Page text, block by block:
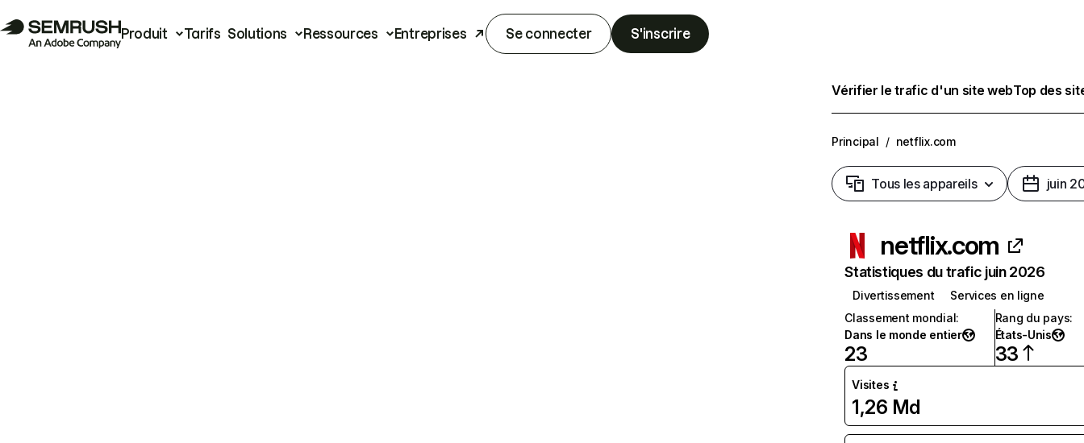
Produit Tarifs Solutions Ressources Entreprises Se connecter S'inscrire
Vérifier le trafic d'un site webTop des
Principal / netflix.com
Tous les appareils juin
netflix.com
Statistiques du trafic juin 2026
Divertissement
Services en ligne
Classement mondial:
Dans le monde entier
23
Rang du pays:
États-Unis
33
Visites
1,26 Md